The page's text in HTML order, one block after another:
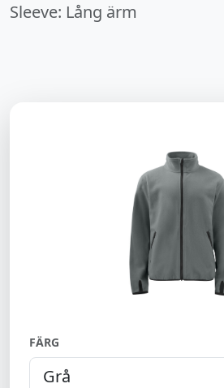
Sleeve: Lång ärm
FÄRG